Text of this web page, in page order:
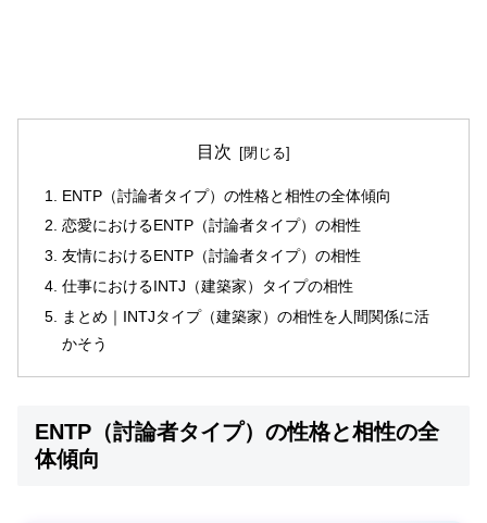
目次
ENTP（討論者タイプ）の性格と相性の全体傾向
恋愛におけるENTP（討論者タイプ）の相性
友情におけるENTP（討論者タイプ）の相性
仕事におけるINTJ（建築家）タイプの相性
まとめ｜INTJタイプ（建築家）の相性を人間関係に活
かそう
ENTP（討論者タイプ）の性格と相性の全
体傾向